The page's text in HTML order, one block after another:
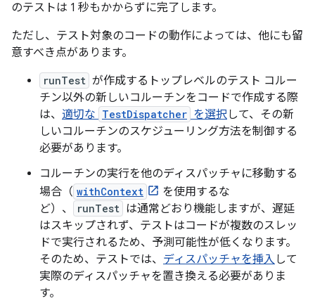
のテストは 1 秒もかからずに完了します。
ただし、テスト対象のコードの動作によっては、他にも留
意すべき点があります。
runTest が作成するトップレベルのテスト コルー
チン以外の新しいコルーチンをコードで作成する際
は、 適切な TestDispatcher を選択して、その新
しいコルーチンのスケジューリング方法を制御する
必要があります。
コルーチンの実行を他のディスパッチャに移動する
場合（ withContext
を使用するな
ど）、
runTest は通常どおり機能しますが、遅延
はスキップされず、テストはコードが複数のスレッ
ドで実行されるため、予測可能性が低くなります。
そのため、テストでは、 ディスパッチャを挿入 して
実際のディスパッチャを置き換える必要がありま
す。